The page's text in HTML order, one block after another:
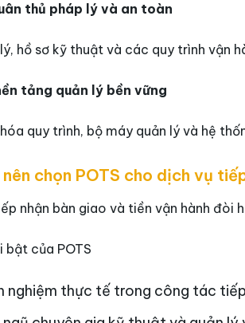
thủ pháp lý và an toàn
hồ sơ kỹ thuật và các quy trình vận
tảng quản lý bền vững
quy trình, bộ máy quản lý và hệ
chọn POTS cho dịch vụ
nhận bàn giao và tiền vận hành đòi
bật của POTS
nghiệm thực tế trong công tác